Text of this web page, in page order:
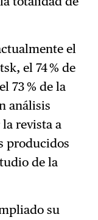
el
el 74 % de
73 % de la
análisis
revista a
producidos
de la
su